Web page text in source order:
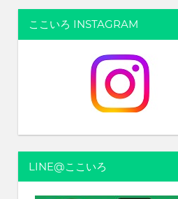
継
ぐ
豊
ナ
ビ
シ
ョ
ン
ここいろ INSTAGRAM
LINE@ここいろ